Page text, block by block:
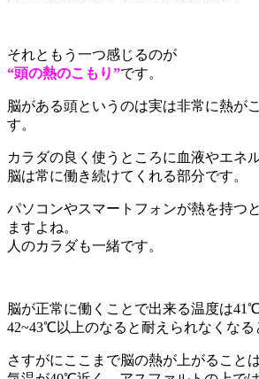
それともう一つ感じるのが
“頭の熱のこもり”です。
脳がある頭というのは実は非常に熱が
す。
カラダの良く使うところに血液やエネ
脳は常に働き続けてくれる部分です。
パソコンやスマートフォンが熱を持つ
ますよね。
人のカラダも一緒です。
脳が正常に働くことで出来る温度は
42~43℃以上のなると耐えられなくなる
さすがにここまで脳の熱が上がること